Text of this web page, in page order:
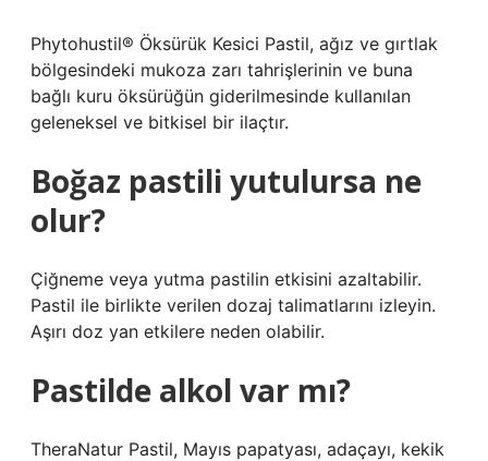
Phytohustil® Öksürük Kesici Pastil, ağız ve gırtlak
bölgesindeki mukoza zarı tahrişlerinin ve buna
bağlı kuru öksürüğün giderilmesinde kullanılan
geleneksel ve bitkisel bir ilaçtır.
Boğaz pastili yutulursa ne
olur?
Çiğneme veya yutma pastilin etkisini azaltabilir.
Pastil ile birlikte verilen dozaj talimatlarını izleyin.
Aşırı doz yan etkilere neden olabilir.
Pastilde alkol var mı?
TheraNatur Pastil, Mayıs papatyası, adaçayı, kekik